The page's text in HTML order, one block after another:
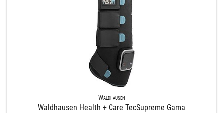
Waldhausen
Waldhausen Health + Care TecSupreme Gama